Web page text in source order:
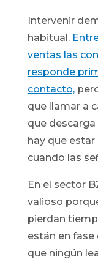
Intervenir
habitual.
ventas las
responde
contacto,
que llamar a
que
hay que
cuando las
En el sector
valioso
pierdan
están en fase
que ningún